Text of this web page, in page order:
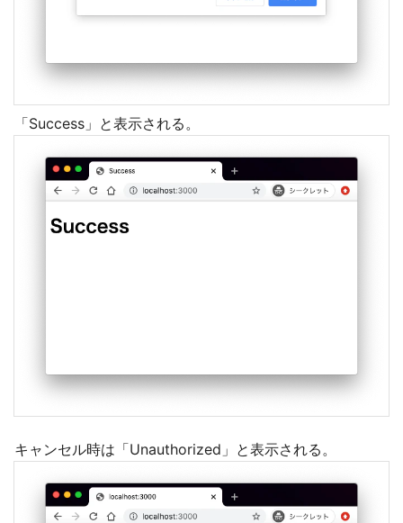
「Success」と表示される。
キャンセル時は「Unauthorized」と表示される。